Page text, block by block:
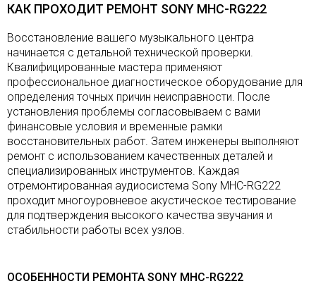
КАК ПРОХОДИТ РЕМОНТ SONY MHC-RG222
Восстановление вашего музыкального центра
начинается с детальной технической проверки.
Квалифицированные мастера применяют
профессиональное диагностическое оборудование для
определения точных причин неисправности. После
установления проблемы согласовываем с вами
финансовые условия и временные рамки
восстановительных работ. Затем инженеры выполняют
ремонт с использованием качественных деталей и
специализированных инструментов. Каждая
отремонтированная аудиосистема Sony MHC-RG222
проходит многоуровневое акустическое тестирование
для подтверждения высокого качества звучания и
стабильности работы всех узлов.
ОСОБЕННОСТИ РЕМОНТА SONY MHC-RG222